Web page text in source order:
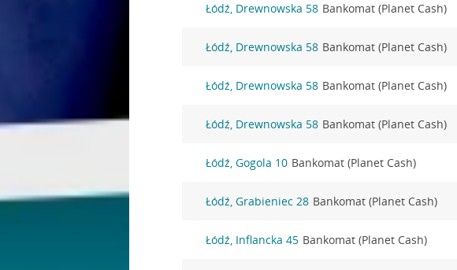
Łódź, Drewnowska 58 Bankomat (Planet Cash)
Łódź, Drewnowska 58 Bankomat (Planet Cash)
Łódź, Drewnowska 58 Bankomat (Planet Cash)
Łódź, Drewnowska 58 Bankomat (Planet Cash)
Łódź, Gogola 10 Bankomat (Planet Cash)
Łódź, Grabieniec 28 Bankomat (Planet Cash)
Łódź, Inflancka 45 Bankomat (Planet Cash)